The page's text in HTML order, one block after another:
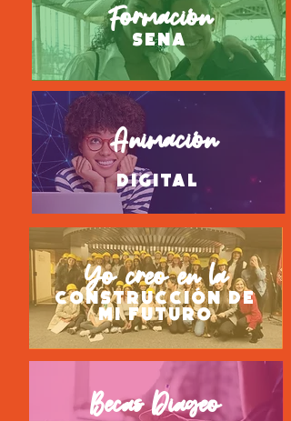
Formación
SENA
Animación
digital
Yo creo en la
construcción de
mi futuro
Becas Diageo